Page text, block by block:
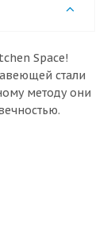
Space!
стали
методу они